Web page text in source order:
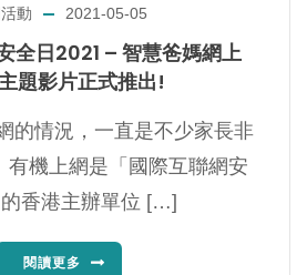
動 2021-05-05
全日2021 – 智慧爸媽網上
題影片正式推出!
的情況，一直是不少家長非
有機上網是「國際互聯網安
香港主辦單位 […]
閱讀更多